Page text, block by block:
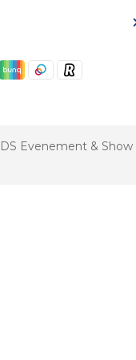
Evenement & Show